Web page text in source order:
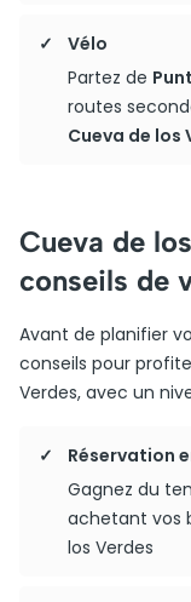
Vélo
Partez de
routes
Cueva de los
Cueva de
conseils de
Avant de planifier
conseils pour
Verdes, avec un
Réservation
Gagnez du
achetant vos
los Verdes